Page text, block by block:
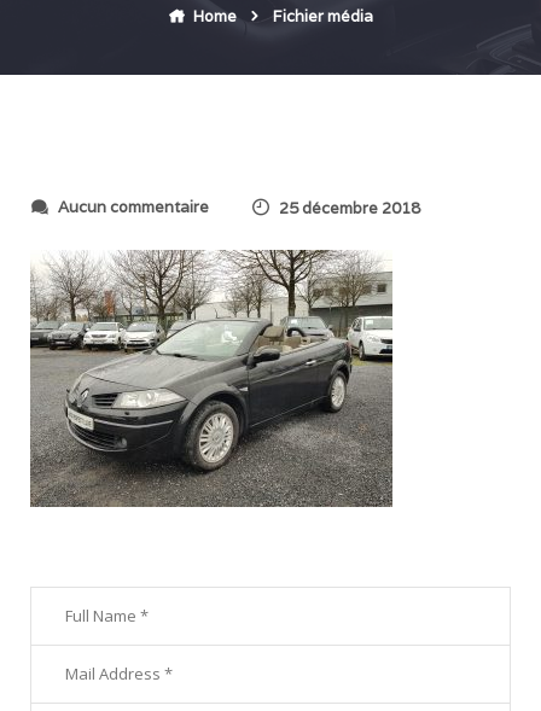
Home Fichier média
Aucun commentaires
r
2
0
1
8
1
1
2
5
_
1
4
3
25 décembre 2018